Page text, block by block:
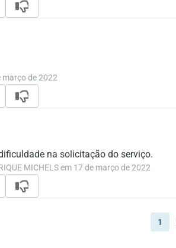
março de 2022
na solicitação do serviço.
MICHELS em 17 de março de 2022
1